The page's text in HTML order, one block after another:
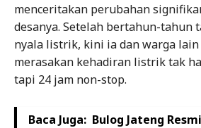
menceritakan perubahan
desanya. Setelah bertahun-tahun
nyala listrik, kini ia dan warga
merasakan kehadiran listrik tak
tapi 24 jam non-stop.
Baca Juga: Bulog Jateng